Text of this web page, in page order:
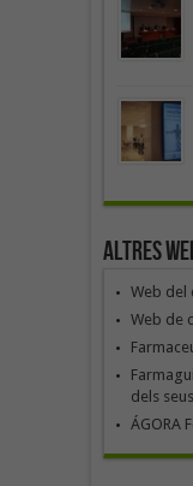
Altres
Web del
Web de
dels
ÁGORA